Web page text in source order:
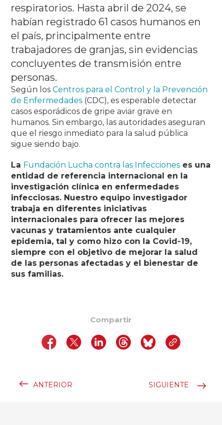
respiratorios. Hasta abril de 2024, se
habían registrado 61 casos humanos en
el país, principalmente entre
trabajadores de granjas, sin evidencias
concluyentes de transmisión entre
personas.
Según losCentros para el Control y la Prevención
de Enfermedades (CDC), es esperable detectar
casos esporádicos de gripe aviar grave en
humanos. Sin embargo, las autoridades aseguran
que el riesgo inmediato para la salud pública
sigue siendo bajo.
La Fundación Lucha contra las Infecciones es una
entidad de referencia internacional en la
investigación clínica en enfermedades
infecciosas. Nuestro equipo investigador
trabaja en diferentes iniciativas
internacionales para ofrecer las mejores
vacunas y tratamientos ante cualquier
epidemia, tal y como hizo con la Covid-19,
siempre con el objetivo de mejorar la salud
de las personas afectadas y el bienestar de
sus familias.
Compartir
ANTERIOR SIGUIENTE